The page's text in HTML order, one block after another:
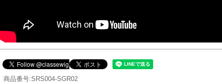
商品番号:SRS004-SGR02